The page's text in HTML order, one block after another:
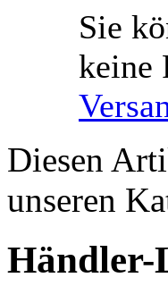
Sie
keine
Diesen
unseren
Händler-